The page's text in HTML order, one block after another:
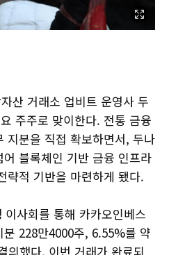
산 거래소 업비트 운영사 두
주주로 맞이한다. 전통 금융
지분을 직접 확보하면서, 두나
블록체인 기반 금융 인프라
략적 기반을 마련하게 됐다.
사회를 통해 카카오인베스
228만4000주, 6.55%를 약
의했다. 이번 거래가 완료되